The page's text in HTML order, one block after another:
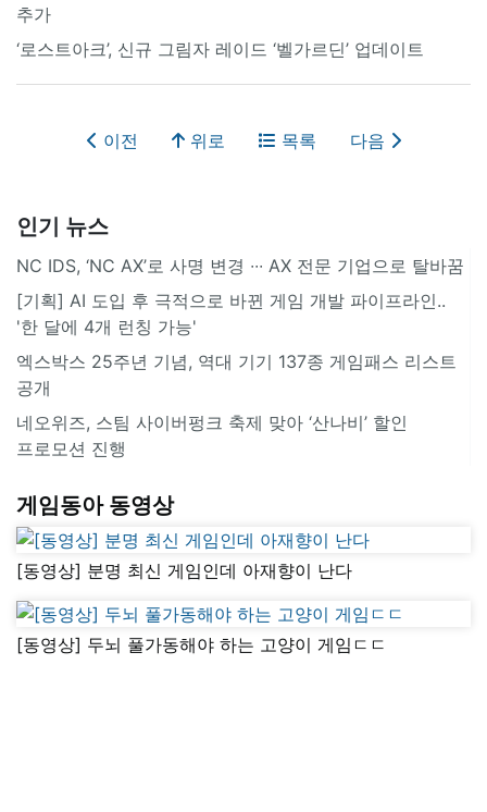
추가
‘로스트아크’, 신규 그림자 레이드 ‘벨가르딘’ 업데이트
이전 위로 목록 다음
인기 뉴스
NC IDS, ‘NC AX’로 사명 변경 ∙∙∙ AX 전문 기업으로 탈바꿈
[기획] AI 도입 후 극적으로 바뀐 게임 개발 파이프라인..
'한 달에 4개 런칭 가능'
엑스박스 25주년 기념, 역대 기기 137종 게임패스 리스트
공개
네오위즈, 스팀 사이버펑크 축제 맞아 ‘산나비’ 할인
프로모션 진행
게임동아 동영상
[동영상] 분명 최신 게임인데 아재향이 난다
[동영상] 두뇌 풀가동해야 하는 고양이 게임ㄷㄷ